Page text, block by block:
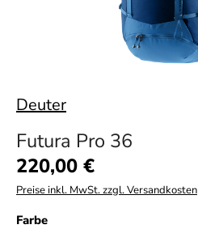
Deuter
Futura Pro 36
Regulärer Preis:
220,00 €
Preise inkl. MwSt. zzgl. Versandkosten
Farbeauswählen